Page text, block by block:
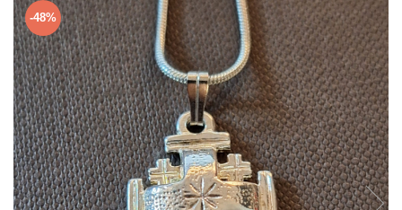
Bijuterii pentru barbati
Inele
Lanturi
Bratari
Talismane
Verighete
Bijuterii din argint placate cu aur
24K
-48%